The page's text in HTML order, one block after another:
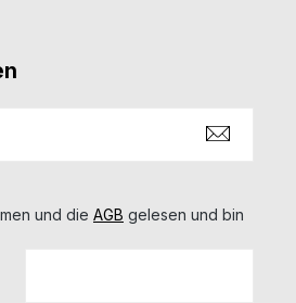
und die AGB gelesen und bin